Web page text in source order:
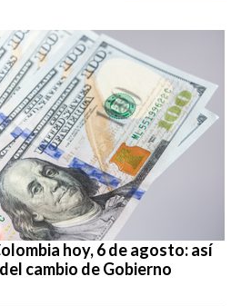
hoy, 6 de agosto: así
cambio de Gobierno